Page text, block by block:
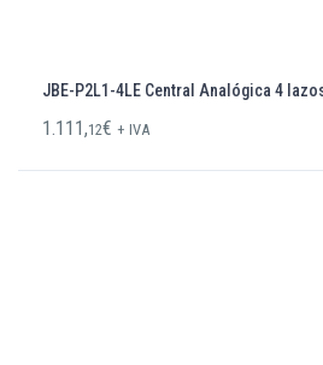
JBE-P2L1-4LE Central Analógica 4
1.111,12€ + IVA